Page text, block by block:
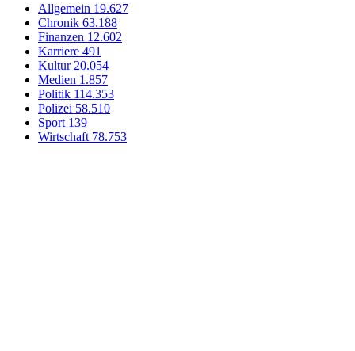
Allgemein 19.627
Chronik 63.188
Finanzen 12.602
Karriere 491
Kultur 20.054
Medien 1.857
Politik 114.353
Polizei 58.510
Sport 139
Wirtschaft 78.753